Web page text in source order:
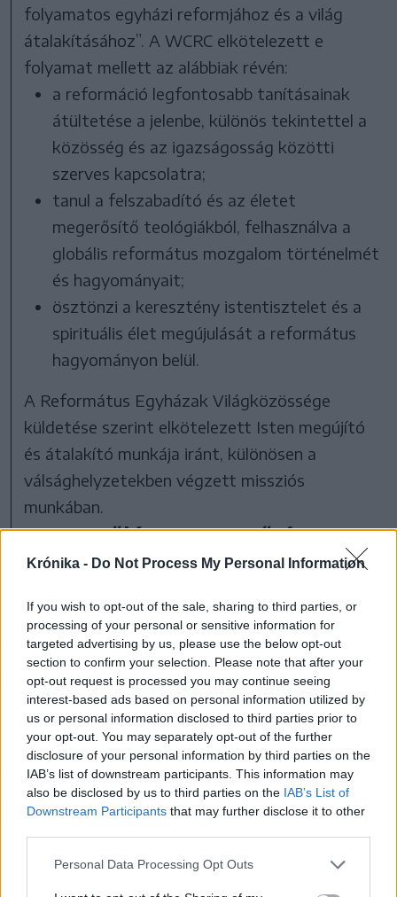
Krónika - Do Not Process My Personal Information
If you wish to opt-out of the sale, sharing to third parties, or
processing of your personal or sensitive information for
targeted advertising by us, please use the below opt-out
section to confirm your selection. Please note that after your
opt-out request is processed you may continue seeing
interest-based ads based on personal information utilized by
us or personal information disclosed to third parties prior to
your opt-out. You may separately opt-out of the further
disclosure of your personal information by third parties on the
IAB’s list of downstream participants. This information may
also be disclosed by us to third parties on the IAB’s List of
Downstream Participants that may further disclose it to other
Personal Data Processing Opt Outs
folyamatos egyházi reformjához és a világ
átalakításához”. A WCRC elkötelezett e
folyamat mellett az alábbiak révén:
a reformáció legfontosabb tanításainak
átültetése a jelenbe, különös tekintettel a
közösség és az igazságosság közötti
szerves kapcsolatra;
tanul a felszabadító és az életet
megerősítő teológiákból, felhasználva a
globális református mozgalom történelmét
és hagyományait;
ösztönzi a keresztény istentisztelet és a
spirituális élet megújulását a református
hagyományon belül.
A Református Egyházak Világközössége
küldetése szerint elkötelezett Isten megújító
és átalakító munkája iránt, különösen a
válsághelyzetekben végzett missziós
munkában.
Nagygyűlésen megerősített
igazságközpontú irány
A WCRC legutóbbi, 27. nagygyűlését (General
Council) 2025 októberében tartották a
thaiföldi Chiang Maiban. A testület – amely
körülbelül hétévente ülésezik – ekkor
határozta meg a következő időszak stratégiai
irányait, megerősítve az úgynevezett „justice-
first” (igazságosságközpontú) teológiai és
missziós megközelítést, valamint új vezetői
ciklust indított el. A WCRC új főtitkárát, az
indiai Philip Vinod Peacockot – aki a szervezet
első, ázsiai származású főtitkára – éppen az
elmúlt hétvégén
iktatták be Németországban.